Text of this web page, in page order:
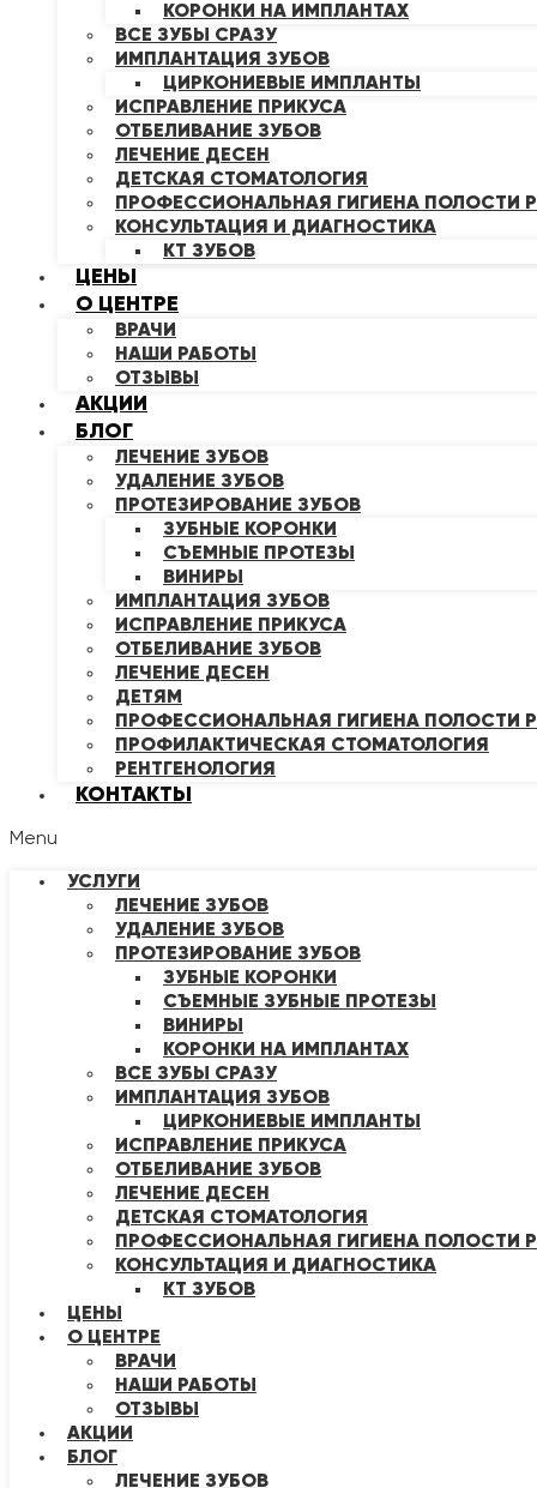
КОРОНКИ НА ИМПЛАНТАХ
ВСЕ ЗУБЫ СРАЗУ
ИМПЛАНТАЦИЯ ЗУБОВ
ЦИРКОНИЕВЫЕ ИМПЛАНТЫ
ИСПРАВЛЕНИЕ ПРИКУСА
ОТБЕЛИВАНИЕ ЗУБОВ
ЛЕЧЕНИЕ ДЕСЕН
ДЕТСКАЯ СТОМАТОЛОГИЯ
ПРОФЕССИОНАЛЬНАЯ ГИГИЕНА ПОЛОСТИ
КОНСУЛЬТАЦИЯ И ДИАГНОСТИКА
КТ ЗУБОВ
ЦЕНЫ
О ЦЕНТРЕ
ВРАЧИ
НАШИ РАБОТЫ
ОТЗЫВЫ
АКЦИИ
БЛОГ
ЛЕЧЕНИЕ ЗУБОВ
УДАЛЕНИЕ ЗУБОВ
ПРОТЕЗИРОВАНИЕ ЗУБОВ
ЗУБНЫЕ КОРОНКИ
СЪЕМНЫЕ ПРОТЕЗЫ
ВИНИРЫ
ИМПЛАНТАЦИЯ ЗУБОВ
ИСПРАВЛЕНИЕ ПРИКУСА
ОТБЕЛИВАНИЕ ЗУБОВ
ЛЕЧЕНИЕ ДЕСЕН
ДЕТЯМ
ПРОФЕССИОНАЛЬНАЯ ГИГИЕНА ПОЛОСТИ
ПРОФИЛАКТИЧЕСКАЯ СТОМАТОЛОГИЯ
РЕНТГЕНОЛОГИЯ
КОНТАКТЫ
Menu
УСЛУГИ
ЛЕЧЕНИЕ ЗУБОВ
УДАЛЕНИЕ ЗУБОВ
ПРОТЕЗИРОВАНИЕ ЗУБОВ
ЗУБНЫЕ КОРОНКИ
СЪЕМНЫЕ ЗУБНЫЕ ПРОТЕЗЫ
ВИНИРЫ
КОРОНКИ НА ИМПЛАНТАХ
ВСЕ ЗУБЫ СРАЗУ
ИМПЛАНТАЦИЯ ЗУБОВ
ЦИРКОНИЕВЫЕ ИМПЛАНТЫ
ИСПРАВЛЕНИЕ ПРИКУСА
ОТБЕЛИВАНИЕ ЗУБОВ
ЛЕЧЕНИЕ ДЕСЕН
ДЕТСКАЯ СТОМАТОЛОГИЯ
ПРОФЕССИОНАЛЬНАЯ ГИГИЕНА ПОЛОСТИ
КОНСУЛЬТАЦИЯ И ДИАГНОСТИКА
КТ ЗУБОВ
ЦЕНЫ
О ЦЕНТРЕ
ВРАЧИ
НАШИ РАБОТЫ
ОТЗЫВЫ
АКЦИИ
БЛОГ
ЛЕЧЕНИЕ ЗУБОВ